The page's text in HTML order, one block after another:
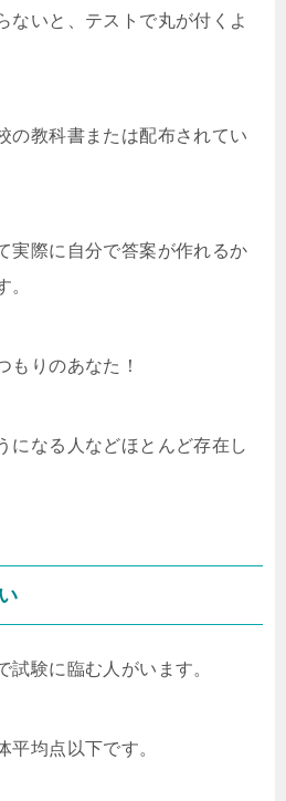
ないと、テストで丸が付くよ
の教科書または配布されてい
実際に自分で答案が作れるか
。
もりのあなた！
になる人などほとんど存在し
試験に臨む人がいます。
平均点以下です。